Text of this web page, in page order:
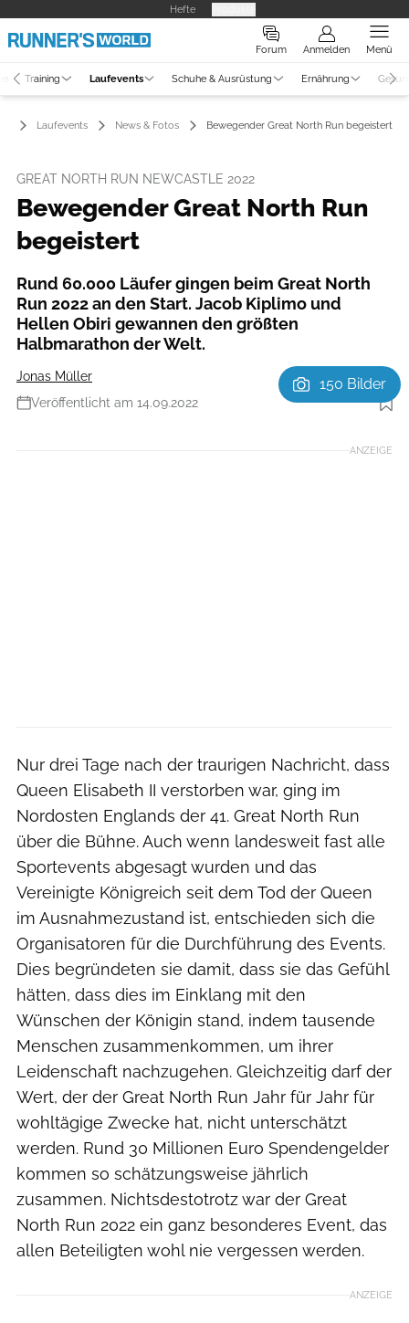
Hefte
Forum Anmelden Menü
Training Laufevents Schuhe & Ausrüstung Ernährung
Laufevents News & Fotos Bewegender Great North Run begeistert
GREAT NORTH RUN NEWCASTLE 2022
Bewegender Great North Run
begeistert
Rund 60.000 Läufer gingen beim Great North
Run 2022 an den Start. Jacob Kiplimo und
Hellen Obiri gewannen den größten
Halbmarathon der Welt.
Jonas Müller
Veröffentlicht am 14.09.2022
Foto: North News and Pictures
150 Bilder
ANZEIGE
Nur drei Tage nach der traurigen Nachricht, dass
Queen Elisabeth II verstorben war, ging im
Nordosten Englands der 41. Great North Run
über die Bühne. Auch wenn landesweit fast alle
Sportevents abgesagt wurden und das
Vereinigte Königreich seit dem Tod der Queen
im Ausnahmezustand ist, entschieden sich die
Organisatoren für die Durchführung des Events.
Dies begründeten sie damit, dass sie das Gefühl
hätten, dass dies im Einklang mit den
Wünschen der Königin stand, indem tausende
Menschen zusammenkommen, um ihrer
Leidenschaft nachzugehen. Gleichzeitig darf der
Wert, der der Great North Run Jahr für Jahr für
wohltägige Zwecke hat, nicht unterschätzt
werden. Rund 30 Millionen Euro Spendengelder
kommen so schätzungsweise jährlich
zusammen. Nichtsdestotrotz war der Great
North Run 2022 ein ganz besonderes Event, das
allen Beteiligten wohl nie vergessen werden.
ANZEIGE